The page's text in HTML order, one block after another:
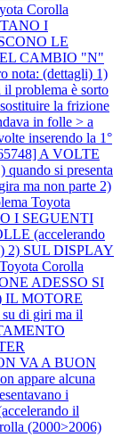
Corolla
I
LE
CAMBIO "N"
nota: (dettagli) 1)
problema è sorto
la frizione
in folle > a
inserendo la 1°
A VOLTE
si presenta
ma non parte 2)
Toyota
I SEGUENTI
(accelerando
2) SUL DISPLAY
Corolla
ADESSO SI
IL MOTORE
di giri ma il
VA A BUON
appare alcuna
i
il
(2000>2006)